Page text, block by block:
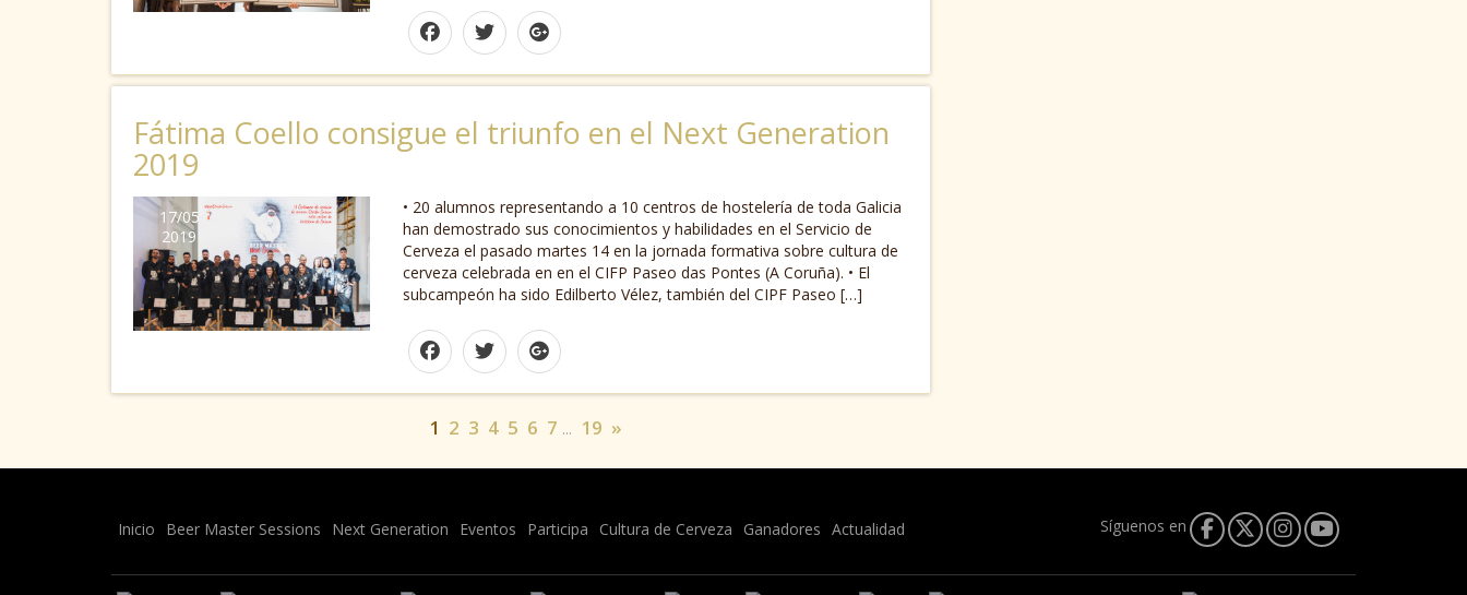
Fátima Coello consigue el triunfo en el Next Generation
2019
17/05
2019
• 20 alumnos representando a 10 centros de hostelería de toda Galicia
han demostrado sus conocimientos y habilidades en el Servicio de
Cerveza el pasado martes 14 en la jornada formativa sobre cultura de
cerveza celebrada en en el CIFP Paseo das Pontes (A Coruña). • El
subcampeón ha sido Edilberto Vélez, también del CIPF Paseo […]
1 2 3 4 5 6 7 ... 19 »
Inicio Beer Master Sessions Next Generation Eventos Participa Cultura de Cerveza Ganadores Actualidad Síguenos en